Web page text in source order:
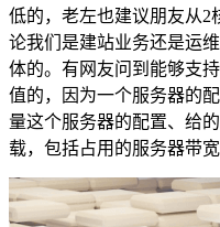
低的，老左也建议朋友从2
论我们是建站业务还是运
体的。有网友问到能够支
值的，因为一个服务器的
量这个服务器的配置、给
载，包括占用的服务器带宽